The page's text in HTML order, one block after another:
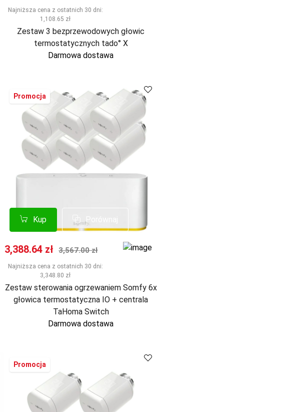
Najniższa cena z ostatnich 30 dni:
1,108.65 zł
Zestaw 3 bezprzewodowych głowic
termostatycznych tado° X
Darmowa dostawa
Kup Porównaj
Kup Porównaj
Promocja
Cena promocyjna
3,388.64 zł Normalna cena
3,567.00 zł
Najniższa cena z ostatnich 30 dni:
3,348.80 zł
Zestaw sterowania ogrzewaniem Somfy 6x
głowica termostatyczna IO + centrala
TaHoma Switch
Darmowa dostawa
Promocja